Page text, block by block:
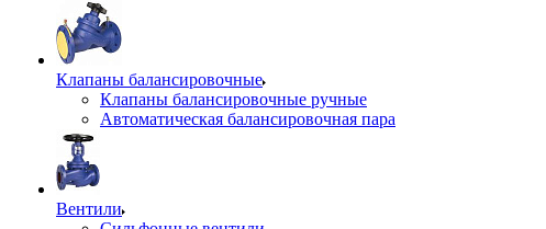
Клапаны балансировочные
Клапаны балансировочные ручные
Автоматическая балансировочная пара
Вентили